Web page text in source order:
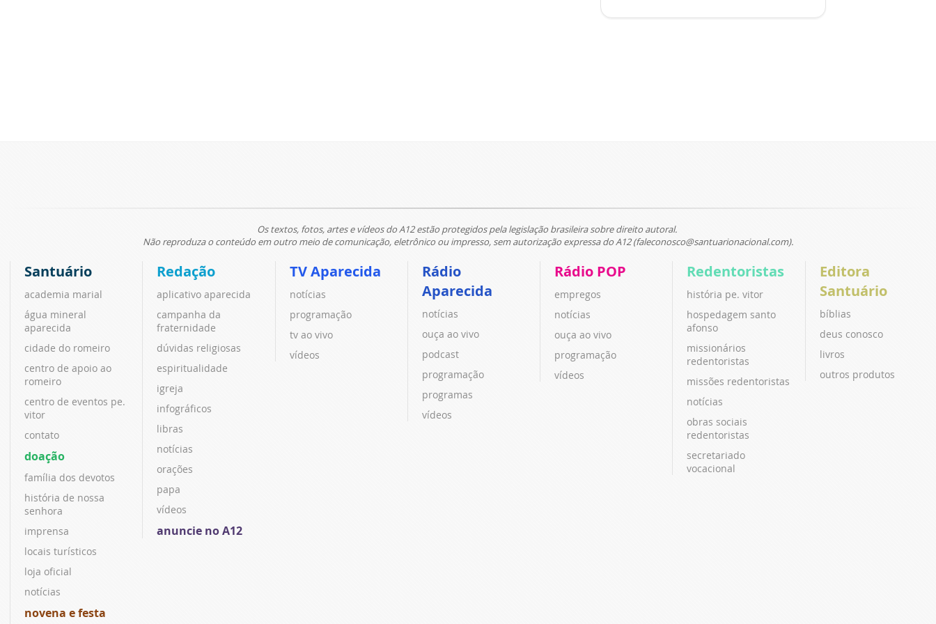
Os textos, fotos, artes e vídeos do A12 estão protegidos pela legislação brasileira sobre direito autoral.
Não reproduza o conteúdo em outro meio de comunicação, eletrônico ou impresso, sem autorização expressa do A12 (faleconosco@santuarionacional.com).
Santuário
academia marial
água mineral
aparecida
cidade do romeiro
centro de apoio ao
romeiro
centro de eventos pe.
vitor
contato
doação
família dos devotos
história de nossa
senhora
imprensa
locais turísticos
loja oficial
notícias
novena e festa
Redação
aplicativo aparecida
campanha da
fraternidade
dúvidas religiosas
espiritualidade
igreja
infográficos
libras
notícias
orações
papa
vídeos
anuncie no A12
TV Aparecida
notícias
programação
tv ao vivo
vídeos
Rádio
Aparecida
notícias
ouça ao vivo
podcast
programação
programas
vídeos
Rádio POP
empregos
notícias
ouça ao vivo
programação
vídeos
Redentoristas
história pe. vitor
hospedagem santo
afonso
missionários
redentoristas
missões redentoristas
notícias
obras sociais
redentoristas
secretariado
vocacional
Editora
Santuário
bíblias
deus conosco
livros
outros produtos